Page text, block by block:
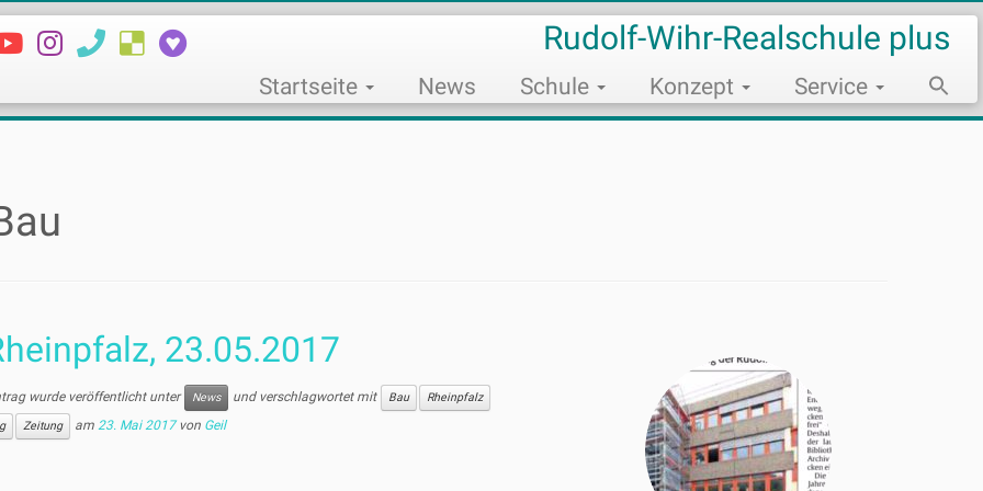
Rudolf-Wihr-Realschule plus
Startseite News Schule Konzept Service
for:
Search
23.05.2017
wurde veröffentlicht unter News und verschlagwortet mit Bau
Rheinpfalz
Zeitung am 23. Mai 2017 von Geil